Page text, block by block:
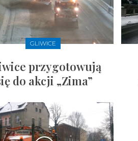
GLIWICE
przygotowują
do akcji „Zima”